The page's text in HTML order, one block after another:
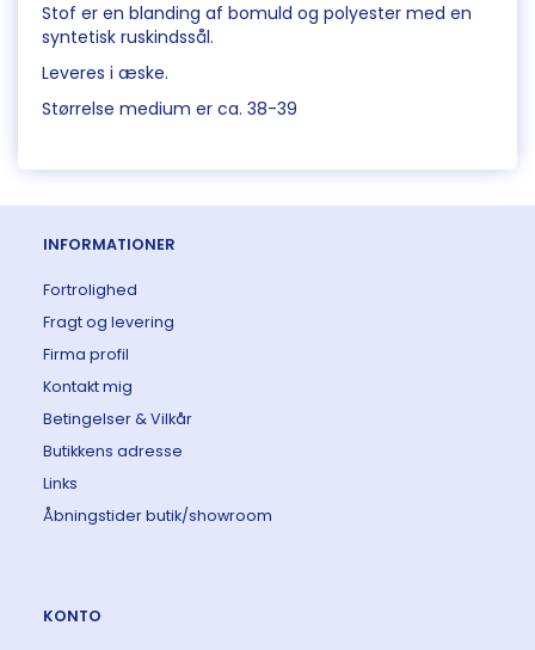
Stof er en blanding af bomuld og polyester med en
syntetisk ruskindssål.
Leveres i æske.
Størrelse medium er ca. 38-39
INFORMATIONER
Fortrolighed
Fragt og levering
Firma profil
Kontakt mig
Betingelser & Vilkår
Butikkens adresse
Links
Åbningstider butik/showroom
KONTO